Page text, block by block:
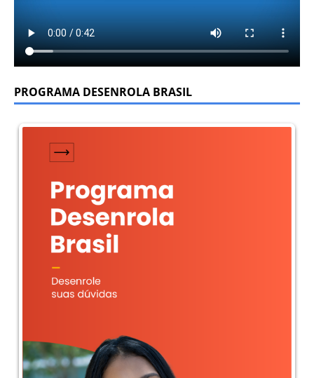
PROGRAMA DESENROLA BRASIL